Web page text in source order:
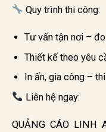
Quy trình thi công:
Tư vấn tận nơi –
Thiết kế theo yêu
In ấn, gia công –
Liên hệ ngay:
QUẢNG CÁO